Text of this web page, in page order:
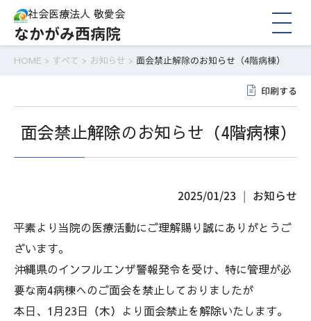
社会医療法人 敬愛会
なかがみ西病院
HOME > すべて > お知らせ > 面会禁止解除のお知らせ（4階病棟）
印刷する
面会禁止解除のお知らせ（4階病棟）
2025/01/23 お知らせ
平素より当院の医療活動にご理解賜り誠にありがとうご
ざいます。
沖縄県のインフルエンザ警報発令を受け、特に管理が必
要な南4病棟へのご面会を禁止しておりましたが
本日、1月23日（木）より面会禁止を解除いたします。